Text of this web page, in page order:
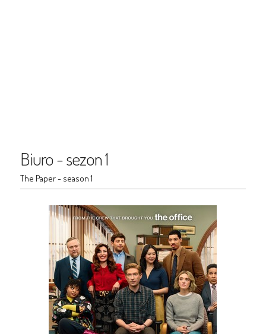
Biuro - sezon 1
The Paper - season 1